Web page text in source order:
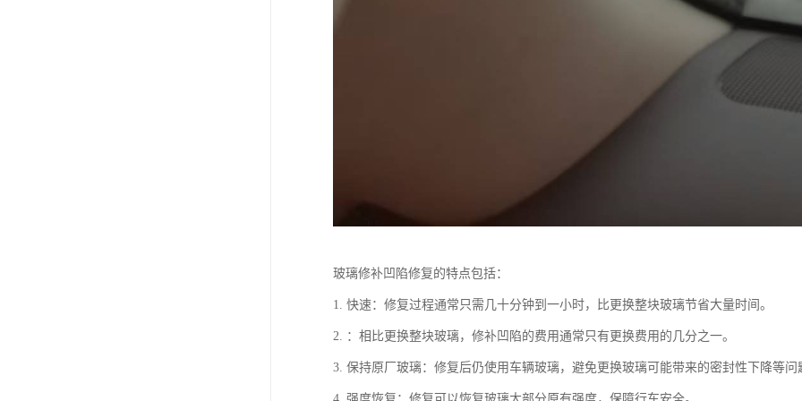
玻璃修补凹陷修复的特点包括：
1. 快速：修复过程通常只需几十分钟到一小时，比更换整块玻璃节省大量时间。
2. ：相比更换整块玻璃，修补凹陷的费用通常只有更换费用的几分之一。
3. 保持原厂玻璃：修复后仍使用车辆玻璃，避免更换玻璃可能带来的密封性下降等问